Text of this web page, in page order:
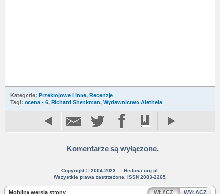
Kategorie: Przekrojowe i inne, Recenzje
Tagi: ocena - 6, Richard Shenkman, Wydawnictwo Aletheia
Komentarze są wyłączone.
Copyright © 2004-2023 — Historia.org.pl.
Wszystkie prawa zastrzeżone. ISSN 2083-2265.
Mobilna wersja strony WŁĄCZ WYŁĄCZ